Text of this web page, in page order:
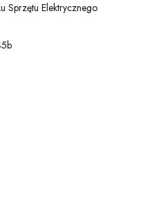
Sprzętu Elektrycznego